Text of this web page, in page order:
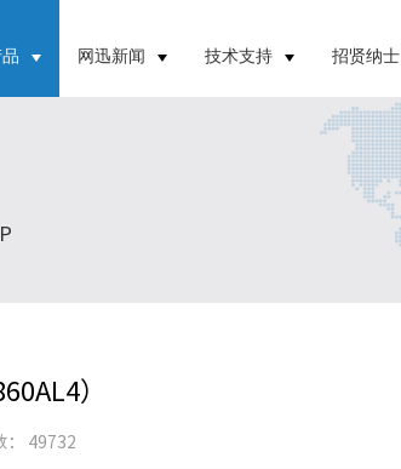
网迅新闻 技术支持 招贤纳士
IP
）
49732